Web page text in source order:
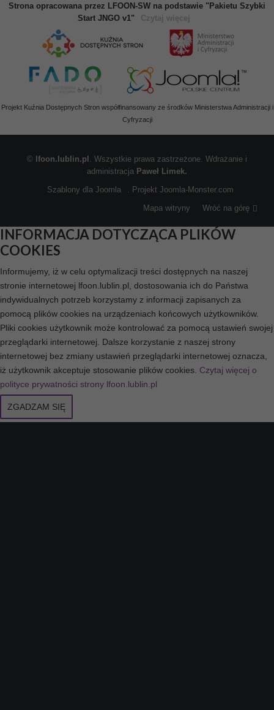
Strona opracowana przez LFOON-SW na podstawie "Pakietu Szybki
Start JNGO v1"
Czytaj więcej
Projekt Kuźnia Dostępnych Stron współfinansowany ze środków Ministerstwa Administracji i
Cyfryzacji
© lfoon.lublin.pl . Wszystkie prawa zastrzeżone. Wdrażanie i
administracja Paweł Limek.
Szablony dla Joomla
. Projekt Joomla-Monster.com
Mapa witryny
Wróć na górę
INFORMACJA DOTYCZĄCA PLIKÓW
COOKIES
Informujemy, iż w celu optymalizacji treści dostępnych na naszej
stronie internetowej lfoon.lublin.pl, dostosowania ich do Państwa
indywidualnych potrzeb korzystamy z informacji zapisanych za
pomocą plików cookies na urządzeniach końcowych użytkowników.
Pliki cookies użytkownik może kontrolować za pomocą ustawień swojej
przeglądarki internetowej. Dalsze korzystanie z naszej strony
internetowej bez zmiany ustawień przeglądarki internetowej oznacza,
iż użytkownik akceptuje stosowanie plików cookies. Czytaj więcej o
polityce prywatności strony lfoon.lublin.pl
ZGADZAM SIĘ